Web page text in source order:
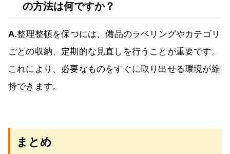
の方法は何ですか？
A.整理整頓を保つには、備品のラベリングやカテゴリ
ごとの収納、定期的な見直しを行うことが重要です。
これにより、必要なものをすぐに取り出せる環境が維
持できます。
まとめ